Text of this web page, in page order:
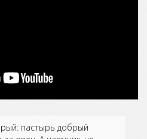
пастырь добрый